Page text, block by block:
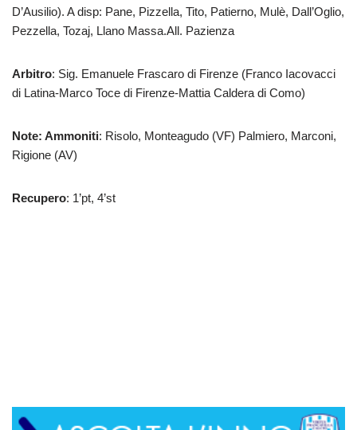
D’Ausilio). A disp: Pane, Pizzella, Tito, Patierno, Mulè, Dall’Oglio,
Pezzella, Tozaj, Llano Massa.All. Pazienza
Arbitro: Sig. Emanuele Frascaro di Firenze (Franco Iacovacci
di Latina-Marco Toce di Firenze-Mattia Caldera di Como)
Note: Ammoniti: Risolo, Monteagudo (VF) Palmiero, Marconi,
Rigione (AV)
Recupero: 1’pt, 4’st